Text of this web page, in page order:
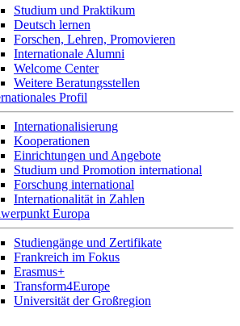
Studium und Praktikum
Deutsch lernen
Forschen, Lehren, Promovieren
Internationale Alumni
Welcome Center
Weitere Beratungsstellen
Profil
Internationalisierung
Kooperationen
Einrichtungen und Angebote
Studium und Promotion international
Forschung international
Internationalität in Zahlen
Europa
Studiengänge und Zertifikate
Frankreich im Fokus
Erasmus+
Transform4Europe
Universität der Großregion